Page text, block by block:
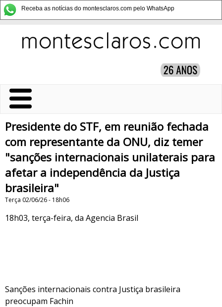
Receba as notícias do montesclaros.com pelo WhatsApp
Presidente do STF, em reunião fechada
com representante da ONU, diz temer
"sanções internacionais unilaterais para
afetar a independência da Justiça
brasileira"
Terça 02/06/26 - 18h06
18h03, terça-feira, da Agencia Brasil
Sanções internacionais contra Justiça brasileira
preocupam Fachin